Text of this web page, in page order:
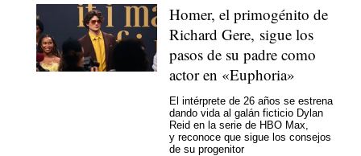
Homer, el primogénito de
Richard Gere, sigue los
pasos de su padre como
actor en «Euphoria»
El intérprete de 26 años se estrena
dando vida al galán ficticio Dylan
Reid en la serie de HBO Max,
y reconoce que sigue los consejos
de su progenitor